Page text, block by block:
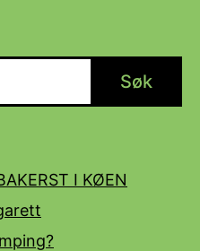
Søk
I KØEN